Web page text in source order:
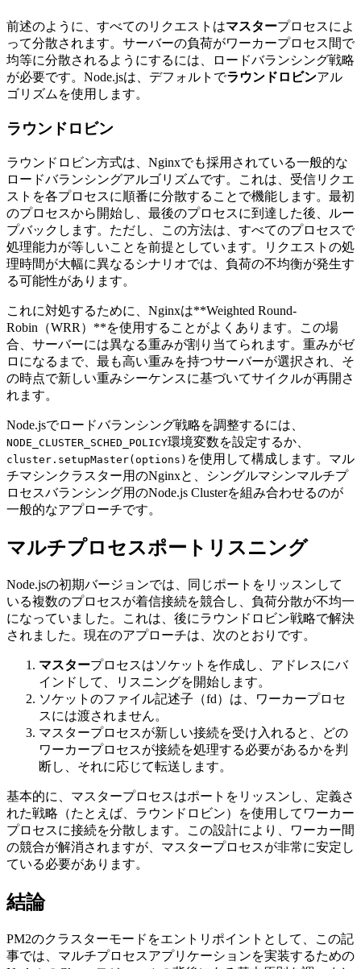
前述のように、すべてのリクエストはマスタープロセスによ
って分散されます。サーバーの負荷がワーカープロセス間で
均等に分散されるようにするには、ロードバランシング戦略
が必要です。Node.jsは、デフォルトでラウンドロビンアル
ゴリズムを使用します。
ラウンドロビン
ラウンドロビン方式は、Nginxでも採用されている一般的な
ロードバランシングアルゴリズムです。これは、受信リクエ
ストを各プロセスに順番に分散することで機能します。最初
のプロセスから開始し、最後のプロセスに到達した後、ルー
プバックします。ただし、この方法は、すべてのプロセスで
処理能力が等しいことを前提としています。リクエストの処
理時間が大幅に異なるシナリオでは、負荷の不均衡が発生す
る可能性があります。
これに対処するために、Nginxは**Weighted Round-
Robin（WRR）**を使用することがよくあります。この場
合、サーバーには異なる重みが割り当てられます。重みがゼ
ロになるまで、最も高い重みを持つサーバーが選択され、そ
の時点で新しい重みシーケンスに基づいてサイクルが再開さ
れます。
Node.jsでロードバランシング戦略を調整するには、
NODE_CLUSTER_SCHED_POLICY環境変数を設定するか、
cluster.setupMaster(options) を使用して構成します。マル
チマシンクラスター用のNginxと、シングルマシンマルチプ
ロセスバランシング用のNode.js Clusterを組み合わせるのが
一般的なアプローチです。
マルチプロセスポートリスニング
Node.jsの初期バージョンでは、同じポートをリッスンして
いる複数のプロセスが着信接続を競合し、負荷分散が不均一
になっていました。これは、後にラウンドロビン戦略で解決
されました。現在のアプローチは、次のとおりです。
マスタープロセスはソケットを作成し、アドレスにバ
インドして、リスニングを開始します。
ソケットのファイル記述子（fd）は、ワーカープロセ
スには渡されません。
マスタープロセスが新しい接続を受け入れると、どの
ワーカープロセスが接続を処理する必要があるかを判
断し、それに応じて転送します。
基本的に、マスタープロセスはポートをリッスンし、定義さ
れた戦略（たとえば、ラウンドロビン）を使用してワーカー
プロセスに接続を分散します。この設計により、ワーカー間
の競合が解消されますが、マスタープロセスが非常に安定し
ている必要があります。
結論
PM2のクラスターモードをエントリポイントとして、この記
事では、マルチプロセスアプリケーションを実装するための